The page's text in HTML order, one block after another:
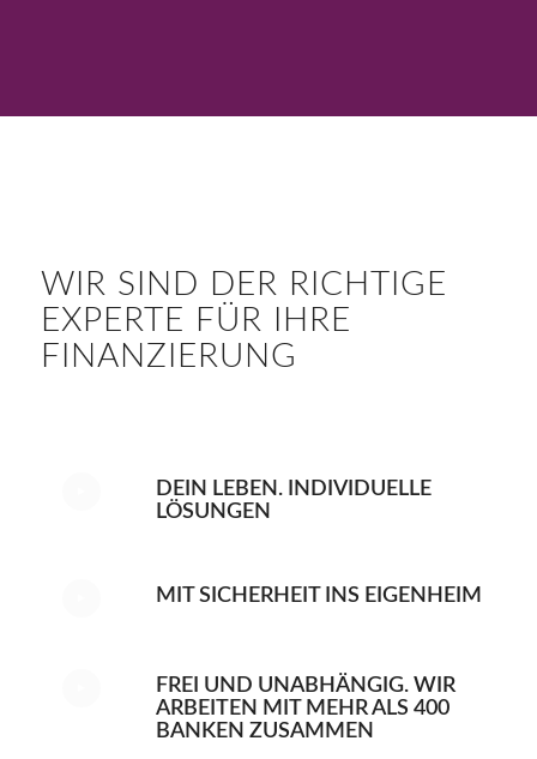
WIR SIND DER RICHTIGE
EXPERTE FÜR IHRE
FINANZIERUNG
DEIN LEBEN. INDIVIDUELLE
LÖSUNGEN
MIT SICHERHEIT INS EIGENHEIM
FREI UND UNABHÄNGIG. WIR
ARBEITEN MIT MEHR ALS 400
BANKEN ZUSAMMEN